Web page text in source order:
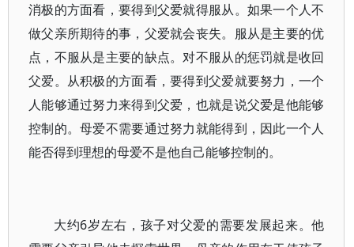
消极的方面看，要得到父爱就得服从。如果一个人不
做父亲所期待的事，父爱就会丧失。服从是主要的优
点，不服从是主要的缺点。对不服从的惩罚就是收回
父爱。从积极的方面看，要得到父爱就要努力，一个
人能够通过努力来得到父爱，也就是说父爱是他能够
控制的。母爱不需要通过努力就能得到，因此一个人
能否得到理想的母爱不是他自己能够控制的。
大约6岁左右，孩子对父爱的需要发展起来。他